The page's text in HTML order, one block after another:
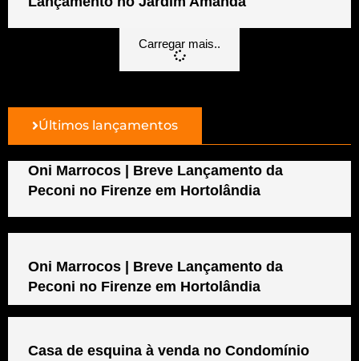
Carregar mais..
Últimos lançamentos
Oni Marrocos | Breve Lançamento da
Peconi no Firenze em Hortolândia
Oni Marrocos | Breve Lançamento da
Peconi no Firenze em Hortolândia
Casa de esquina à venda no Condomínio